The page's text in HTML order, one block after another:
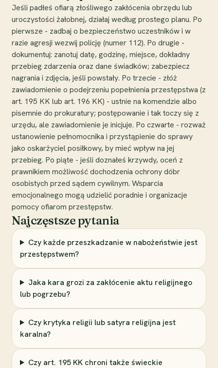
Jeśli padłeś ofiarą złośliwego zakłócenia obrzędu lub
uroczystości żałobnej, działaj według prostego planu. Po
pierwsze - zadbaj o bezpieczeństwo uczestników i w
razie agresji wezwij policję (numer 112). Po drugie -
dokumentuj: zanotuj datę, godzinę, miejsce, dokładny
przebieg zdarzenia oraz dane świadków; zabezpiecz
nagrania i zdjęcia, jeśli powstały. Po trzecie - złóż
zawiadomienie o podejrzeniu popełnienia przestępstwa (z
art. 195 KK lub art. 196 KK) - ustnie na komendzie albo
pisemnie do prokuratury; postępowanie i tak toczy się z
urzędu, ale zawiadomienie je inicjuje. Po czwarte - rozważ
ustanowienie pełnomocnika i przystąpienie do sprawy
jako oskarżyciel posiłkowy, by mieć wpływ na jej
przebieg. Po piąte - jeśli doznałeś krzywdy, oceń z
prawnikiem możliwość dochodzenia ochrony dóbr
osobistych przed sądem cywilnym. Wsparcia
emocjonalnego mogą udzielić poradnie i organizacje
pomocy ofiarom przestępstw.
Najczęstsze pytania
Czy każde przeszkadzanie w nabożeństwie jest
przestępstwem?
Jaka kara grozi za zakłócenie aktu religijnego
lub pogrzebu?
Czy krytyka religii lub satyra religijna jest
karalna?
Czy art. 195 KK chroni także świeckie